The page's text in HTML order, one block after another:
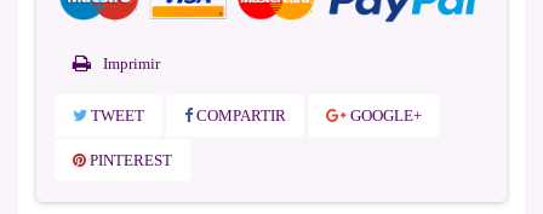
Imprimir
TWEET COMPARTIR GOOGLE+
PINTEREST